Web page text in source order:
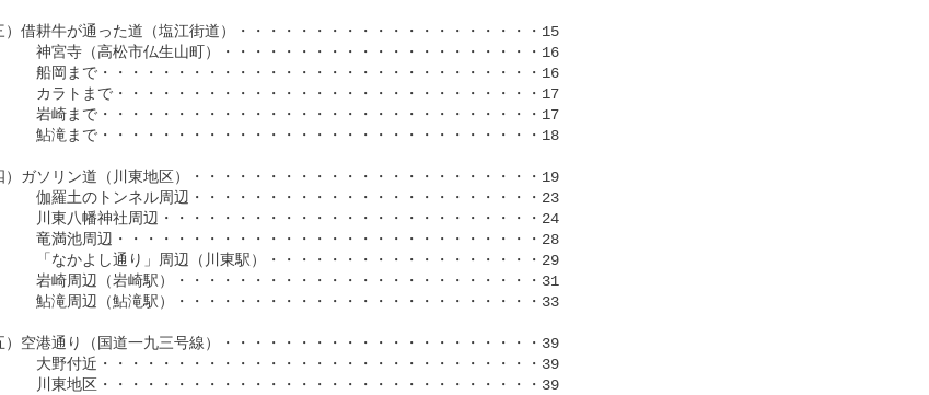
借耕牛が通った道（塩江街道）・・・・・・・・・・・・・・・・・・・・15
（高松市仏生山町）・・・・・・・・・・・・・・・・・・・・・16
で・・・・・・・・・・・・・・・・・・・・・・・・・・・・・16
まで・・・・・・・・・・・・・・・・・・・・・・・・・・・・17
で・・・・・・・・・・・・・・・・・・・・・・・・・・・・・17
で・・・・・・・・・・・・・・・・・・・・・・・・・・・・・18
ガソリン道（川東地区）・・・・・・・・・・・・・・・・・・・・・・・19
のトンネル周辺・・・・・・・・・・・・・・・・・・・・・・・23
幡神社周辺・・・・・・・・・・・・・・・・・・・・・・・・・24
周辺・・・・・・・・・・・・・・・・・・・・・・・・・・・・28
よし通り」周辺（川東駅）・・・・・・・・・・・・・・・・・・29
辺（岩崎駅）・・・・・・・・・・・・・・・・・・・・・・・・31
辺（鮎滝駅）・・・・・・・・・・・・・・・・・・・・・・・・33
空港通り（国道一九三号線）・・・・・・・・・・・・・・・・・・・・・39
近・・・・・・・・・・・・・・・・・・・・・・・・・・・・・39
区・・・・・・・・・・・・・・・・・・・・・・・・・・・・・39